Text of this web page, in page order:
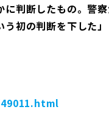
判断したもの。警
初の判断を下した」